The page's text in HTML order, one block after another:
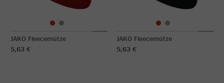
JAKO Fleecemütze
5,63 €
JAKO Fleecemütze
5,63 €